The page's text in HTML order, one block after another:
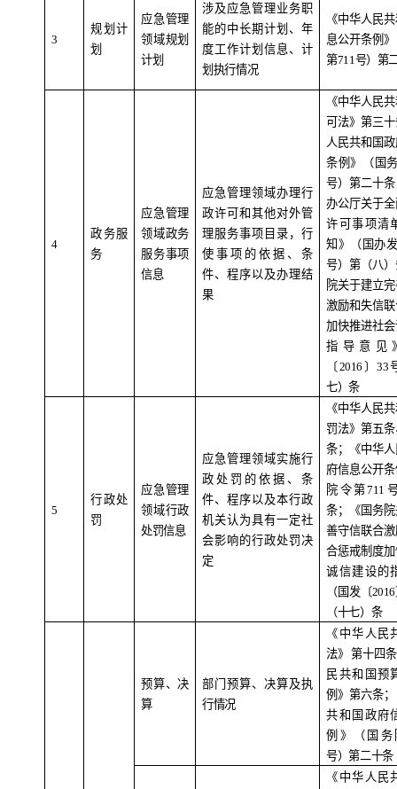
3
规划计
划
应急管理
领域规划
计划
涉及应急管理业务职
能的中长期计划、年
度工作计划信息、计
划执行情况
《中华人民
息公开条例
第711 号）第
4
政务服
务
应急管理
领域政务
服务事项
信息
应急管理领域办理行
政许可和其他对外管
理服务事项目录，行
使事项的依据、条
件、程序以及办理结
果
《中华人民
可法》第三
人民共和国
条例》（国
号）第二十
办公厅关于
许可事项清
知》（国办
号）第（八
院关于建立
激励和失信
加快推进社
指导意见
〔 2016 〕33
七）条
5
行政处
罚
应急管理
领域行政
处罚信息
应急管理领域实施行
政处罚的依据、条
件、程序以及本行政
机关认为具有一定社
会影响的行政处罚决
定
《中华人民
罚法》第五
条；《中华
府信息公开
院令第711
条；《国务
善守信联合
合惩戒制度
诚信建设的
（国发〔2016
（十七）条
预算、决
算
部门预算、决算及执
行情况
《中华人民
法》 第十四
民共和国预
例》第六条
共和国政府
例》（国
号）第二十条
《中华人民